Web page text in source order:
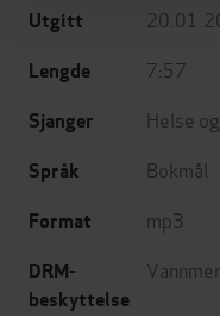
Utgitt
Lengde 7:57
Sjanger Helse
Språk Bokmål
Format mp3
DRM-
beskyttelse